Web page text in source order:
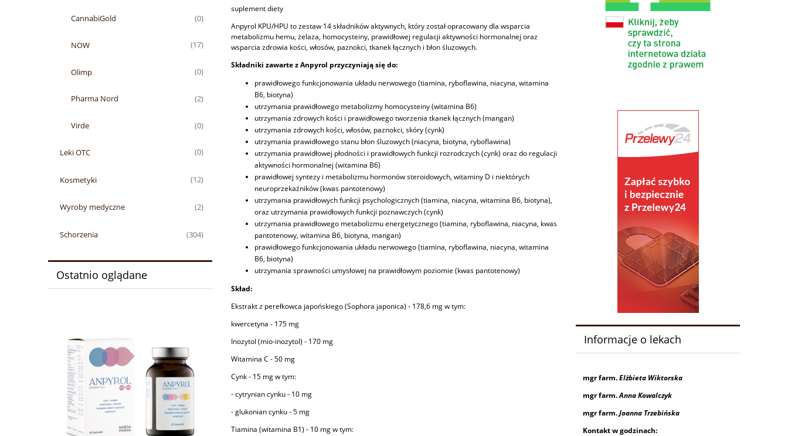
CannabiGold (0)
NOW (17)
Olimp (0)
Pharma Nord (2)
Virde (0)
Leki OTC (0)
Kosmetyki (12)
Wyroby medyczne (2)
Schorzenia (304)
Ostatnio oglądane
suplement diety
Anpyrol KPU/HPU to zestaw 14 składników aktywnych, który został opracowany dla wsparcia
metabolizmu hemu, żelaza, homocysteiny, prawidłowej regulacji aktywności hormonalnej oraz
wsparcia zdrowia kości, włosów, paznokci, tkanek łącznych i błon śluzowych.
Składniki zawarte z Anpyrol przyczyniają się do:
prawidłowego funkcjonowania układu nerwowego (tiamina, ryboflawina, niacyna, witamina
B6, biotyna)
utrzymania prawidłowego metabolizmy homocysteiny (witamina B6)
utrzymania zdrowych kości i prawidłowego tworzenia tkanek łącznych (mangan)
utrzymania zdrowych kości, włosów, paznokci, skóry (cynk)
utrzymania prawidłowego stanu błon śluzowych (niacyna, biotyna, ryboflawina)
utrzymania prawidłowej płodności i prawidłowych funkcji rozrodczych (cynk) oraz do regulacji
aktywności hormonalnej (witamina B6)
prawidłowej syntezy i metabolizmu hormonów steroidowych, witaminy D i niektórych
neuroprzekaźników (kwas pantotenowy)
utrzymania prawidłowych funkcji psychologicznych (tiamina, niacyna, witamina B6, biotyna),
oraz utrzymania prawidłowych funkcji poznawczych (cynk)
utrzymania prawidłowego metabolizmu energetycznego (tiamina, ryboflawina, niacyna, kwas
pantotenowy, witamina B6, biotyna, mangan)
prawidłowego funkcjonowania układu nerwowego (tiamina, ryboflawina, niacyna, witamina
B6, biotyna)
utrzymania sprawności umysłowej na prawidłowym poziomie (kwas pantotenowy)
Skład:
Ekstrakt z perełkowca japońskiego (Sophora japonica) - 178,6 mg w tym:
kwercetyna - 175 mg
Inozytol (mio-inozytol) - 170 mg
Witamina C - 50 mg
Cynk - 15 mg w tym:
- cytrynian cynku - 10 mg
- glukonian cynku - 5 mg
Tiamina (witamina B1) - 10 mg w tym:
Informacje o lekach
mgr farm.Elżbieta Wiktorska
mgr farm.Anna Kowalczyk
mgr farm.Joanna Trzebińska
Kontakt w godzinach: